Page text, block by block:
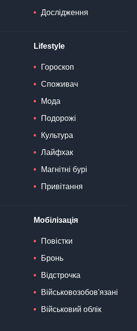
Дослідження
Lifestyle
Гороскоп
Споживач
Мода
Подорожі
Культура
Лайфхак
Магнітні бурі
Привітання
Мобілізація
Повістки
Бронь
Відстрочка
Військовозобов'язані
Військовий облік